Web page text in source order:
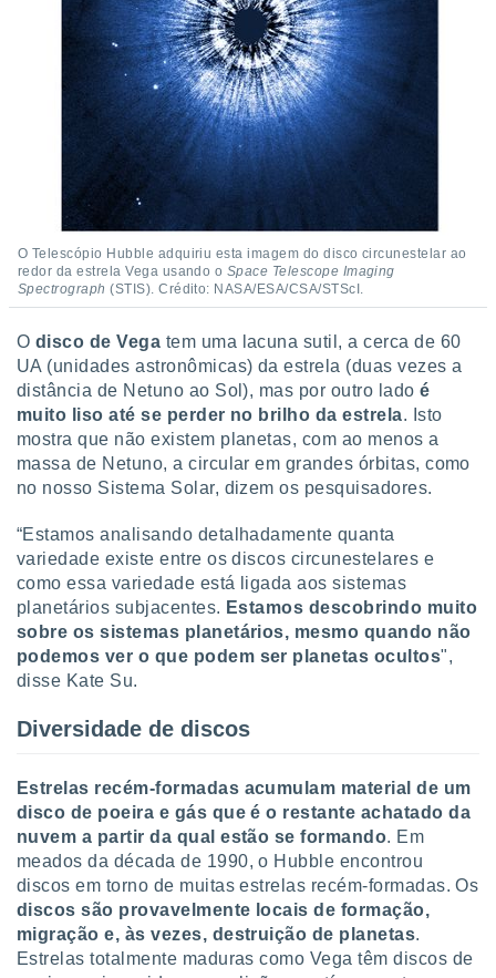
medir
da
medir o
dos
de
ou
de dados
fontes,
melhorar
dados
de
1199
O Telescópio Hubble adquiriu esta imagem do disco circunestelar ao
redor da estrela Vega usando o Space Telescope Imaging
Spectrograph (STIS). Crédito: NASA/ESA/CSA/STScI.
O disco de Vega tem uma lacuna sutil, a cerca de 60
UA (unidades astronômicas) da estrela (duas vezes a
distância de Netuno ao Sol), mas por outro ladoé
muito liso até se perder no brilho da estrela. Isto
mostra que não existem planetas, com ao menos a
massa de Netuno, a circular em grandes órbitas, como
no nosso Sistema Solar, dizem os pesquisadores.
“Estamos analisando detalhadamente quanta
variedade existe entre os discos circunestelares e
como essa variedade está ligada aos sistemas
planetários subjacentes. Estamos descobrindo muito
sobre os sistemas planetários, mesmo quando não
podemos ver o que podem ser planetas ocultos",
disse Kate Su.
Diversidade de discos
Estrelas recém-formadas acumulam material de um
disco de poeira e gás que é o restante achatado da
nuvem a partir da qual estão se formando. Em
meados da década de 1990, o Hubble encontrou
discos em torno de muitas estrelas recém-formadas. Os
discos são provavelmente locais de formação,
migração e, às vezes, destruição de planetas.
Estrelas totalmente maduras como Vega têm discos de